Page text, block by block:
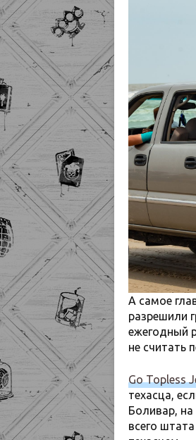
А самое
разрешили
ежегодный
не считать
Go Topless
техасца,
Боливар,
всего